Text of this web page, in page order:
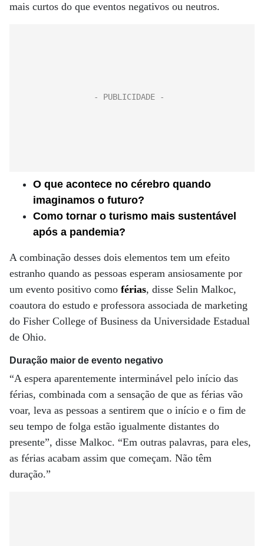
mais curtos do que eventos negativos ou neutros.
O que acontece no cérebro quando
imaginamos o futuro?
Como tornar o turismo mais sustentável
após a pandemia?
A combinação desses dois elementos tem um efeito
estranho quando as pessoas esperam ansiosamente por
um evento positivo como férias, disse Selin Malkoc,
coautora do estudo e professora associada de marketing
do Fisher College of Business da Universidade Estadual
de Ohio.
Duração maior de evento negativo
“A espera aparentemente interminável pelo início das
férias, combinada com a sensação de que as férias vão
voar, leva as pessoas a sentirem que o início e o fim de
seu tempo de folga estão igualmente distantes do
presente”, disse Malkoc. “Em outras palavras, para eles,
as férias acabam assim que começam. Não têm
duração.”